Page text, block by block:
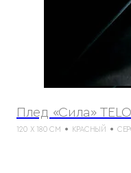
Плед «Сила»
120 X 180 СМ КРАСНЫЙ